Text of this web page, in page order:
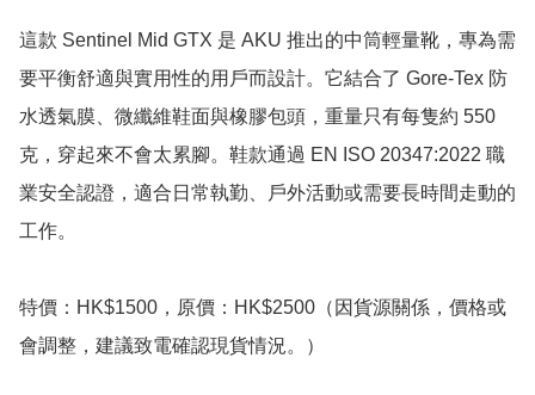
這款 Sentinel Mid GTX 是 AKU 推出的中筒輕量靴，專為需
要平衡舒適與實用性的用戶而設計。它結合了 Gore-Tex 防
水透氣膜、微纖維鞋面與橡膠包頭，重量只有每隻約 550
克，穿起來不會太累腳。鞋款通過 EN ISO 20347:2022 職
業安全認證，適合日常執勤、戶外活動或需要長時間走動的
工作。
特價：HK$1500，原價：HK$2500（因貨源關係，價格或
會調整，建議致電確認現貨情況。）